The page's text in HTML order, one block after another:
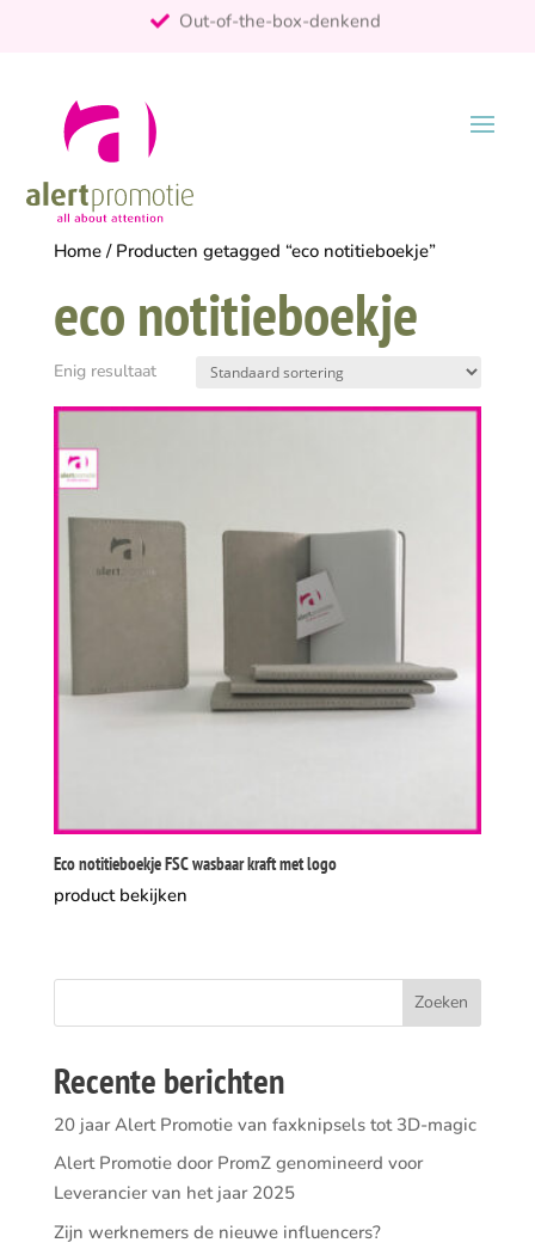
Home/ Producten getagged “eco notitieboekje”
eco notitieboekje
Enig resultaat
Eco notitieboekje FSC wasbaar kraft met logo
product bekijken
Recente berichten
20 jaar Alert Promotie van faxknipsels tot 3D-magic
Alert Promotie door PromZ genomineerd voor
Leverancier van het jaar 2025
Zijn werknemers de nieuwe influencers?